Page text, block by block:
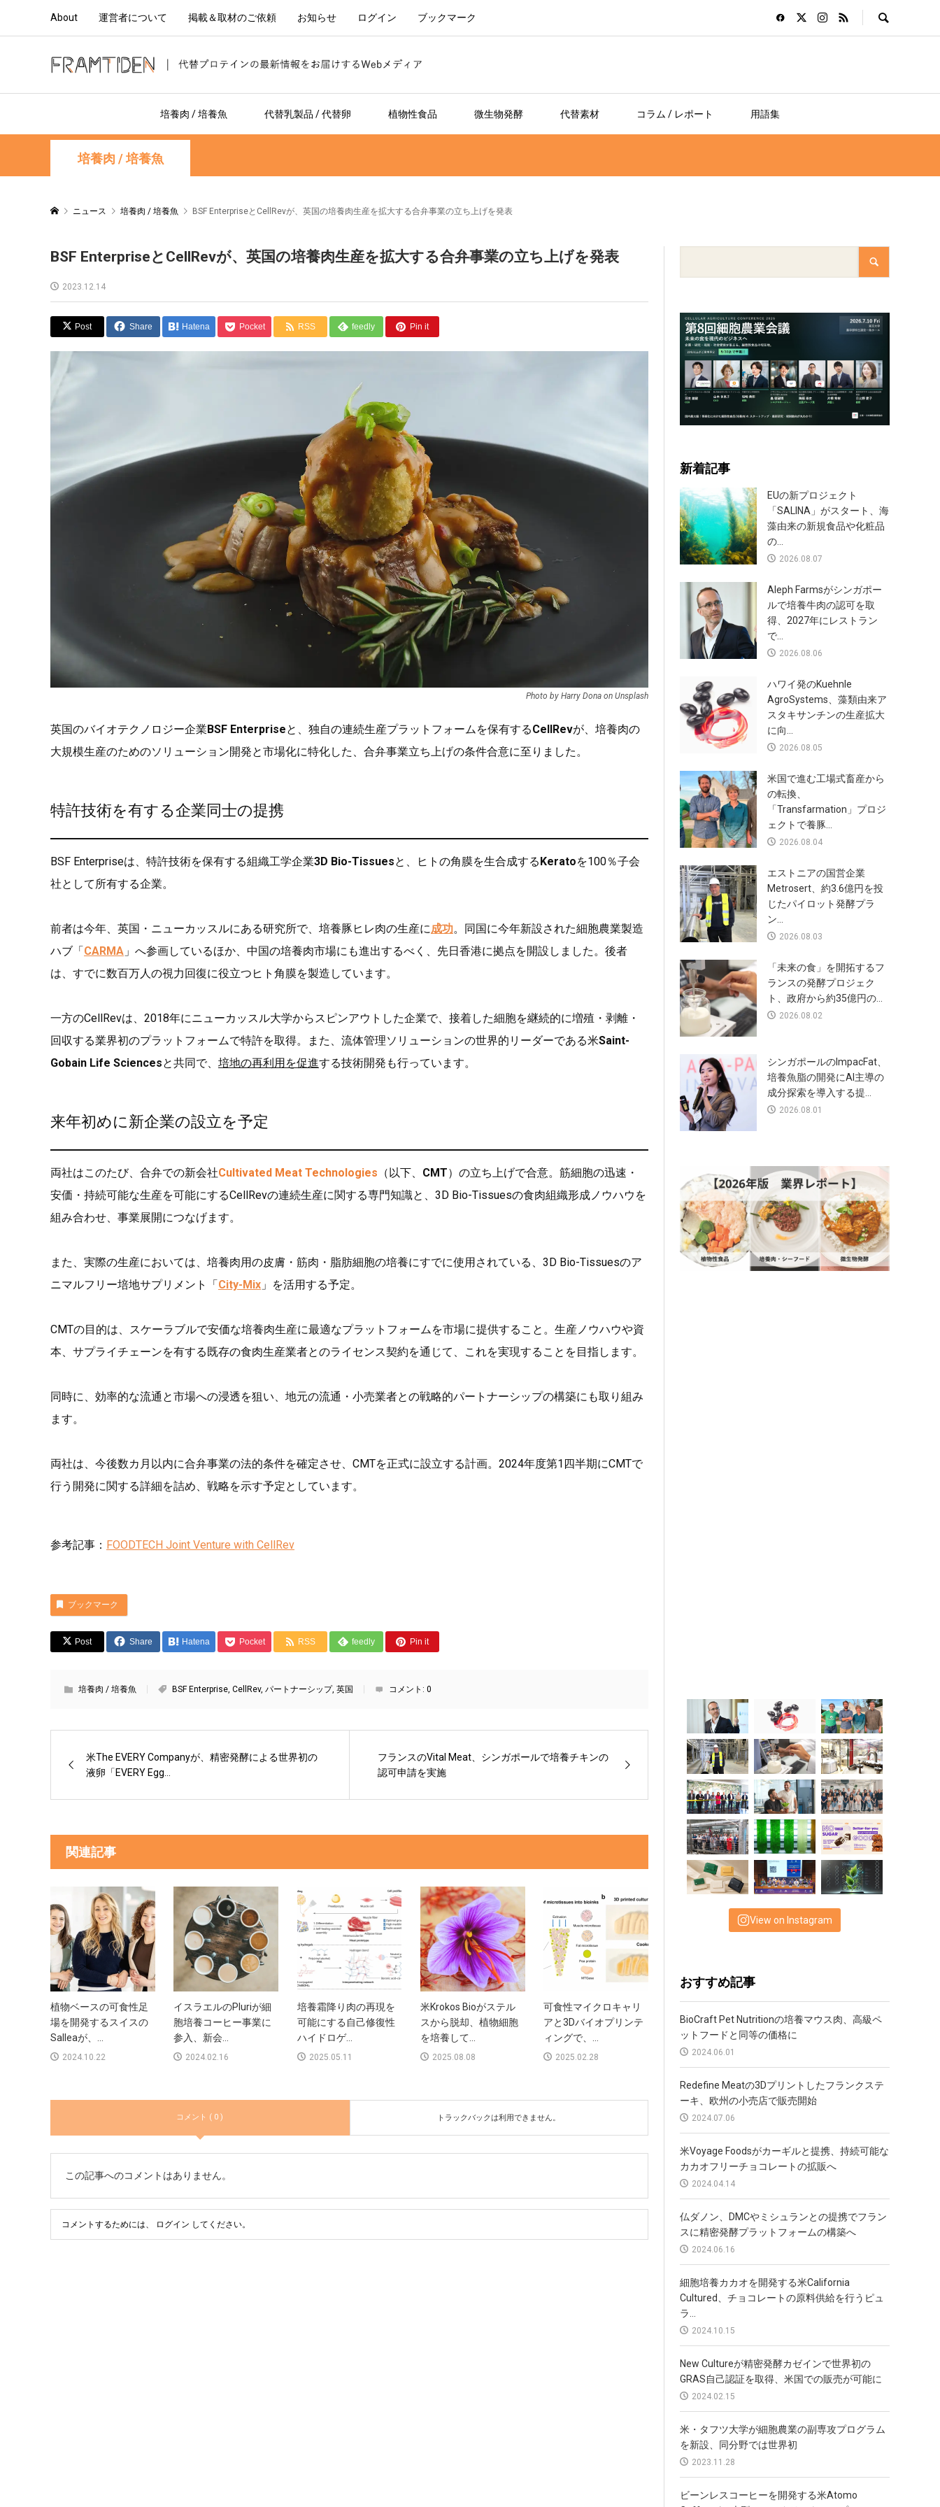
About 運営者について 掲載＆取材のご依頼 お知らせ ログイン ブックマーク
培養肉 / 培養魚 代替乳製品 / 代替卵 植物性食品 微生物発酵 代替素材 コラム / レポート 用語集
培養肉 / 培養魚
ニュース 培養肉 / 培養魚 BSF EnterpriseとCellRevが、英国の培養肉生産を拡大する合弁事業の立ち上げを発表
BSF EnterpriseとCellRevが、英国の培養肉生産を拡大する合弁事業の立ち上げを発表
2023.12.14
Post Share Hatena Pocket RSS feedly Pin it
Photo by Harry Dona on Unsplash
英国のバイオテクノロジー企業BSF Enterpriseと、独自の連続生産プラットフォームを保有するCellRevが、培養肉の
大規模生産のためのソリューション開発と市場化に特化した、合弁事業立ち上げの条件合意に至りました。
特許技術を有する企業同士の提携
BSF Enterpriseは、特許技術を保有する組織工学企業3D Bio-Tissuesと、ヒトの角膜を生合成するKeratoを100％子会
社として所有する企業。
前者は今年、英国・ニューカッスルにある研究所で、培養豚ヒレ肉の生産に成功。同国に今年新設された細胞農業製造
ハブ「CARMA 」へ参画しているほか、中国の培養肉市場にも進出するべく、先日香港に拠点を開設しました。後者
は、すでに数百万人の視力回復に役立つヒト角膜を製造しています。
一方のCellRevは、2018年にニューカッスル大学からスピンアウトした企業で、接着した細胞を継続的に増殖・剥離・
回収する業界初のプラットフォームで特許を取得。また、流体管理ソリューションの世界的リーダーである米Saint-
Gobain Life Sciencesと共同で、 培地の再利用を促進する技術開発も行っています。
来年初めに新企業の設立を予定
両社はこのたび、合弁での新会社Cultivated Meat Technologies （以下、 CMT）の立ち上げで合意。筋細胞の迅速・
安価・持続可能な生産を可能にするCellRevの連続生産に関する専門知識と、3D Bio-Tissuesの食肉組織形成ノウハウを
組み合わせ、事業展開につなげます。
また、実際の生産においては、培養肉用の皮膚・筋肉・脂肪細胞の培養にすでに使用されている、3D Bio-Tissuesのア
ニマルフリー培地サプリメント「 City-Mix 」を活用する予定。
CMTの目的は、スケーラブルで安価な培養肉生産に最適なプラットフォームを市場に提供すること。生産ノウハウや資
本、サプライチェーンを有する既存の食肉生産業者とのライセンス契約を通じて、これを実現することを目指します。
同時に、効率的な流通と市場への浸透を狙い、地元の流通・小売業者との戦略的パートナーシップの構築にも取り組み
ます。
両社は、今後数カ月以内に合弁事業の法的条件を確定させ、CMTを正式に設立する計画。2024年度第1四半期にCMTで
行う開発に関する詳細を詰め、戦略を示す予定としています。
参考記事： FOODTECH Joint Venture with CellRev
ブックマーク
Post Share Hatena Pocket RSS feedly Pin it
培養肉 / 培養魚 BSF Enterprise, CellRev, パートナーシップ, 英国 コメント: 0
米The EVERY Companyが、精密発酵による世界初の
液卵「EVERY Egg...
フランスのVital Meat、シンガポールで培養チキンの
認可申請を実施
関連記事
植物ベースの可食性足
場を開発するスイスの
Salleaが、...
2024.10.22
イスラエルのPluriが細
胞培養コーヒー事業に
参入、新会...
2024.02.16
培養霜降り肉の再現を
可能にする自己修復性
ハイドロゲ...
2025.05.11
米Krokos Bioがステル
スから脱却、植物細胞
を培養して...
2025.08.08
可食性マイクロキャリ
アと3Dバイオプリンテ
ィングで、...
2025.02.28
コメント ( 0 ) トラックバックは利用できません。
この記事へのコメントはありません。
コメントするためには、 ログイン してください。
新着記事
EUの新プロジェクト
「SALINA」がスタート、海
藻由来の新規食品や化粧品
の...
2026.08.07
Aleph Farmsがシンガポー
ルで培養牛肉の認可を取
得、2027年にレストラン
で...
2026.08.06
ハワイ発のKuehnle
AgroSystems、藻類由来ア
スタキサンチンの生産拡大
に向...
2026.08.05
米国で進む工場式畜産から
の転換、
「Transfarmation」プロジ
ェクトで養豚...
2026.08.04
エストニアの国営企業
Metrosert、約3.6億円を投
じたパイロット発酵プラ
ン...
2026.08.03
「未来の食」を開拓するフ
ランスの発酵プロジェク
ト、政府から約35億円の...
2026.08.02
シンガポールのImpacFat、
培養魚脂の開発にAI主導の
成分探索を導入する提...
2026.08.01
View on Instagram
おすすめ記事
BioCraft Pet Nutritionの培養マウス肉、高級ペ
ットフードと同等の価格に
2024.06.01
Redefine Meatの3Dプリントしたフランクステ
ーキ、欧州の小売店で販売開始
2024.07.06
米Voyage Foodsがカーギルと提携、持続可能な
カカオフリーチョコレートの拡販へ
2024.04.14
仏ダノン、DMCやミシュランとの提携でフラン
スに精密発酵プラットフォームの構築へ
2024.06.16
細胞培養カカオを開発する米California
Cultured、チョコレートの原料供給を行うピュ
ラ...
2024.10.15
New Cultureが精密発酵カゼインで世界初の
GRAS自己認証を取得、米国での販売が可能に
2024.02.15
米・タフツ大学が細胞農業の副専攻プログラム
を新設、同分野では世界初
2023.11.28
ビーンレスコーヒーを開発する米Atomo